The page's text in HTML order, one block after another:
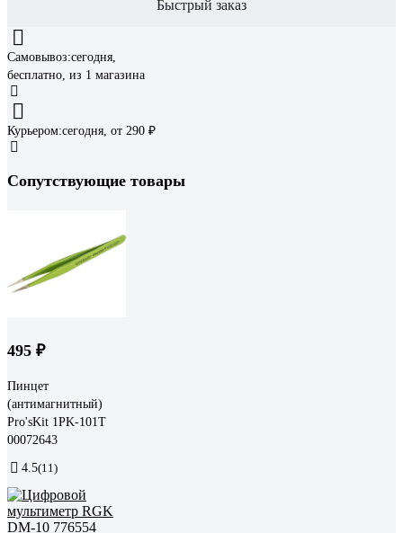
Быстрый заказ
Самовывоз:сегодня,
бесплатно, из 1 магазина
Курьером:сегодня, от 290 ₽
Сопутствующие товары
495 ₽
Пинцет
(антимагнитный)
Pro'sKit 1PK-101T
00072643
4.5(11)